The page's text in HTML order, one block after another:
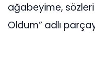
ağabeyime,
Oldum” adlı